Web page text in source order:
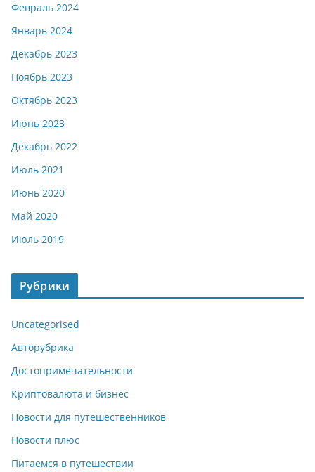
Февраль 2024
Январь 2024
Декабрь 2023
Ноябрь 2023
Октябрь 2023
Июнь 2023
Декабрь 2022
Июль 2021
Июнь 2020
Май 2020
Июль 2019
Рубрики
Uncategorised
Авторубрика
Достопримечательности
Криптовалюта и бизнес
Новости для путешественников
Новости плюс
Питаемся в путешествии